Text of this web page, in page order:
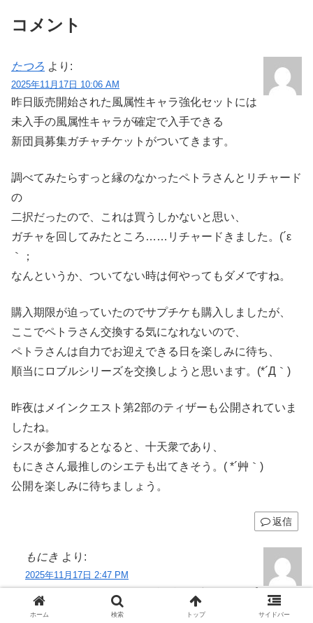
コメント
たつろ より:
2025年11月17日 10:06 AM
昨日販売開始された風属性キャラ強化セットには
未入手の風属性キャラが確定で入手できる
新団員募集ガチャチケットがついてきます。
調べてみたらすっと縁のなかったペトラさんとリチャード
の
二択だったので、これは買うしかないと思い、
ガチャを回してみたところ……リチャードきました。(´ε
｀；
なんというか、ついてない時は何やってもダメですね。
購入期限が迫っていたのでサプチケも購入しましたが、
ここでペトラさん交換する気になれないので、
ペトラさんは自力でお迎えできる日を楽しみに待ち、
順当にロブルシリーズを交換しようと思います。(*´Д｀)
昨夜はメインクエスト第2部のティザーも公開されていま
したね。
シスが参加するとなると、十天衆であり、
もにきさん最推しのシエテも出てきそう。( *´艸｀)
公開を楽しみに待ちましょう。
返信
もにき より:
2025年11月17日 2:47 PM
たつろさんコメントありがとうございますヾ( ﾟ
дﾟ)ﾉ゛
ホーム 検索 トップ サイドバー